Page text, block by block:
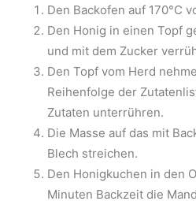
Den Backofen auf 170°C
Den Honig in einen Topf
und mit dem Zucker
Den Topf vom Herd
Reihenfolge der
Zutaten unterrühren.
Die Masse auf das mit
Blech streichen.
Den Honigkuchen in den
Minuten Backzeit die